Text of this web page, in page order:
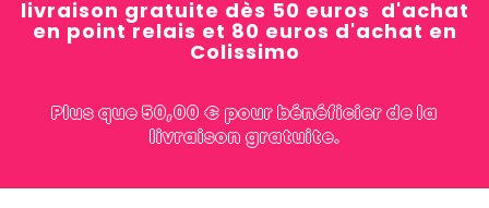
livraison gratuite dès 50 euros d'achat
en point relais et 80 euros d'achat en
Colissimo
Plus que 50,00 € pour bénéficier de la
livraison gratuite.